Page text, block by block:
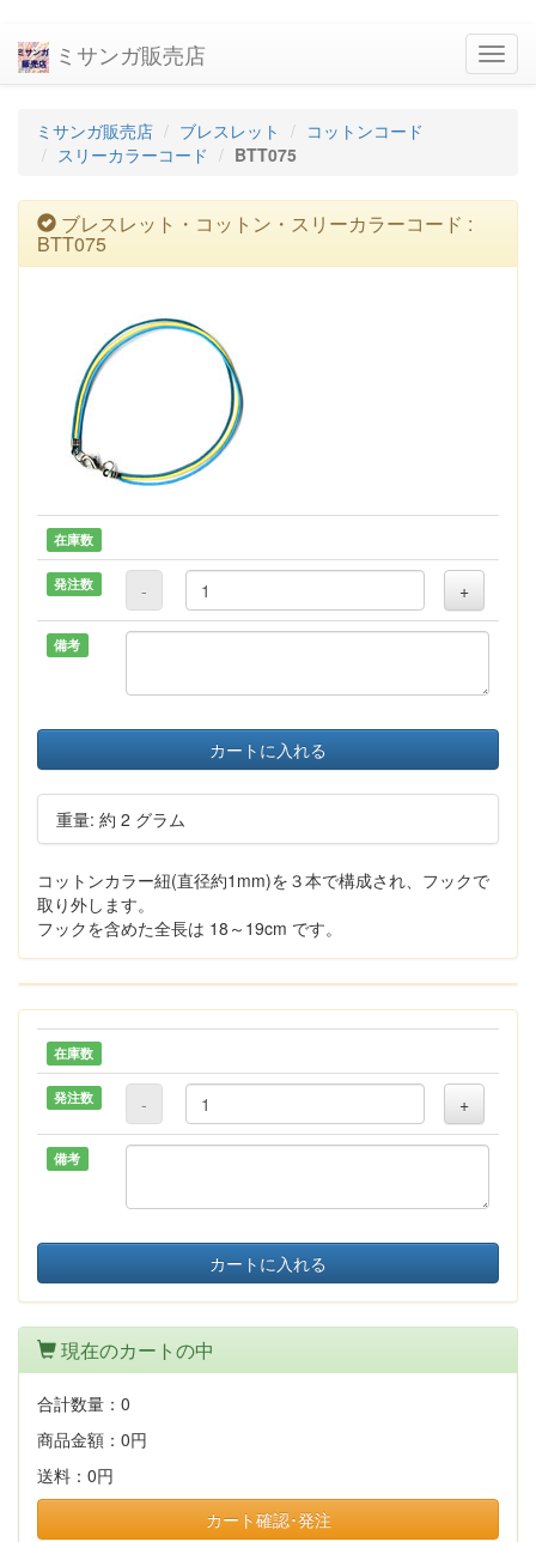
ミサンガ販売店
ミサンガ販売店 ブレスレット
コットンコード
スリーカラーコード
BTT075
ブレスレット・コットン・スリーカラーコード :
BTT075
在庫数
発注数 - +
備考
カートに入れる
重量: 約 2 グラム
コットンカラー紐(直径約1mm)を３本で構成され、フックで
取り外します。
フックを含めた全長は 18～19cm です。
在庫数
発注数 - +
備考
カートに入れる
現在のカートの中
合計数量： 0
商品金額： 0円
送料： 0円
カート確認･発注